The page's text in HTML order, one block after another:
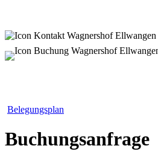
Belegungsplan
Buchungsanfrage